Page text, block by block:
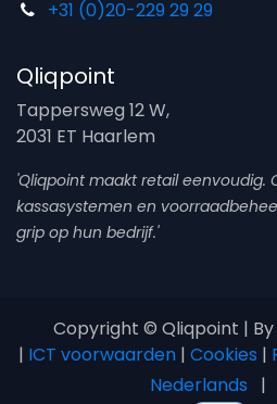
+31 (0)20-229 29 29
Qliqpoint
Tappersweg 12 W,
2031 ET Haarlem
'Qliqpoint maakt retail eenvoudig.
kassasystemen en
grip op hun bedrijf.'
Copyright © Qliqpoint | By
| ICT voorwaarden| Cookies |
Nederlands
|